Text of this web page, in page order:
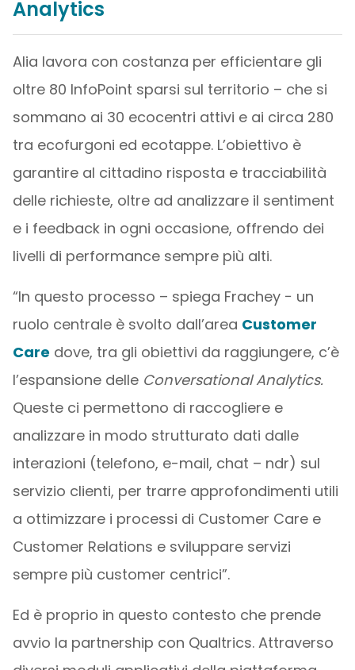
Analytics
Alia lavora con costanza per efficientare gli
oltre 80 InfoPoint sparsi sul territorio – che si
sommano ai 30 ecocentri attivi e ai circa 280
tra ecofurgoni ed ecotappe. L’obiettivo è
garantire al cittadino risposta e tracciabilità
delle richieste, oltre ad analizzare il sentiment
e i feedback in ogni occasione, offrendo dei
livelli di performance sempre più alti.
“In questo processo – spiega Frachey − un
ruolo centrale è svolto dall’area Customer
Care dove, tra gli obiettivi da raggiungere, c’è
l’espansione delle Conversational Analytics.
Queste ci permettono di raccogliere e
analizzare in modo strutturato dati dalle
interazioni (telefono, e-mail, chat – ndr) sul
servizio clienti, per trarre approfondimenti utili
a ottimizzare i processi di Customer Care e
Customer Relations e sviluppare servizi
sempre più customer centrici”.
Ed è proprio in questo contesto che prende
avvio la partnership con Qualtrics. Attraverso